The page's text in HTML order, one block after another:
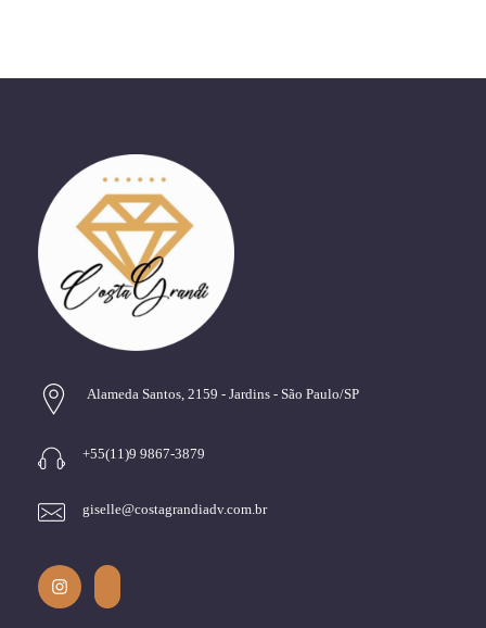
Alameda Santos, 2159 - Jardins - São Paulo/SP
+55(11)9 9867-3879
giselle@costagrandiadv.com.br